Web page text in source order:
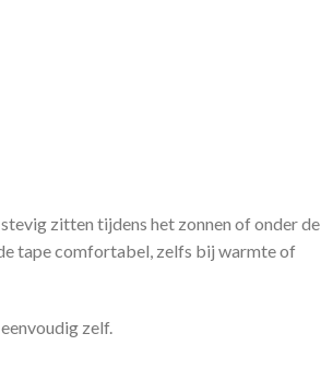
zitten tijdens het zonnen of onder de
tape comfortabel, zelfs bij warmte of
zelf.